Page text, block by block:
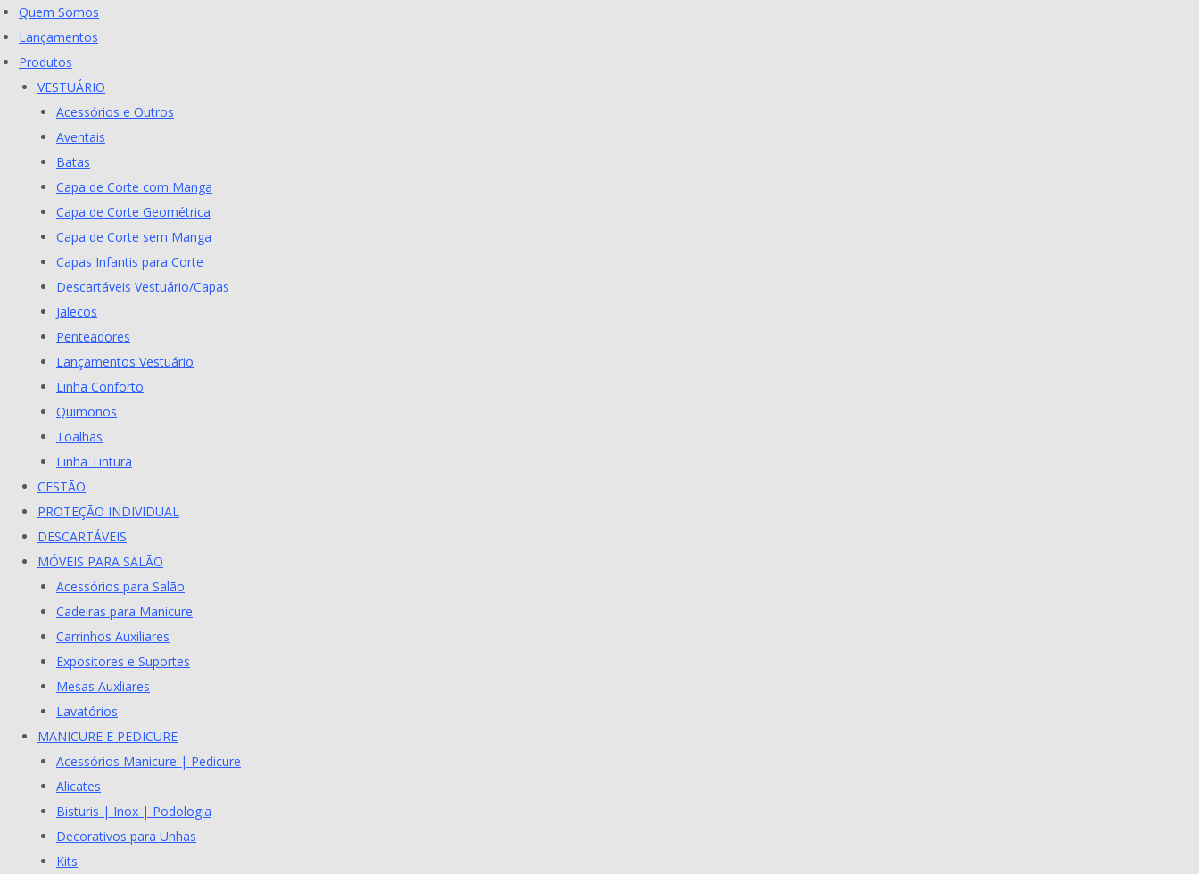
Skip
to
content
Quem Somos
Lançamentos
Produtos
VESTUÁRIO
Acessórios e Outros
Aventais
Batas
Capa de Corte com Manga
Capa de Corte Geométrica
Capa de Corte sem Manga
Capas Infantis para Corte
Descartáveis Vestuário/Capas
Jalecos
Penteadores
Lançamentos Vestuário
Linha Conforto
Quimonos
Toalhas
Linha Tintura
CESTÃO
PROTEÇÃO INDIVIDUAL
DESCARTÁVEIS
MÓVEIS PARA SALÃO
Acessórios para Salão
Cadeiras para Manicure
Carrinhos Auxiliares
Expositores e Suportes
Mesas Auxliares
Lavatórios
MANICURE E PEDICURE
Acessórios Manicure | Pedicure
Alicates
Bisturis | Inox | Podologia
Decorativos para Unhas
Kits